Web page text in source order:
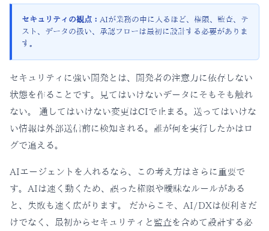
セキュリティの観点： AIが業務の中に入るほど、権限、監査、テ
スト、データの扱い、承認フローは最初に設計する必要がありま
す。
セキュリティに強い開発とは、開発者の注意力に依存しない
状態を作ることです。見てはいけないデータにそもそも触れ
ない。 通してはいけない変更はCIで止まる。送ってはいけな
い情報は外部送信前に検知される。誰が何を実行したかはロ
グで追える。
AIエージェントを入れるなら、この考え方はさらに重要で
す。AIは速く動くため、誤った権限や曖昧なルールがある
と、失敗も速く広がります。 だからこそ、AI/DXは便利さだ
けでなく、最初からセキュリティと監査を含めて設計する必